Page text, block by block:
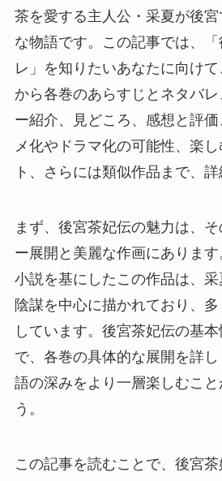
茶を愛する主人公・采夏が後
な物語です。この記事では、
レ」を知りたいあなたに向け
から各巻のあらすじとネタバ
ー紹介、見どころ、感想と評
メ化やドラマ化の可能性、楽
ト、さらには類似作品まで、詳
まず、後宮茶妃伝の魅力は、
ー展開と美麗な作画にありま
小説を基にしたこの作品は、
陰謀を中心に描かれており、
しています。後宮茶妃伝の基
で、各巻の具体的な展開を詳
語の深みをより一層楽しむこと
う。
この記事を読むことで、後宮